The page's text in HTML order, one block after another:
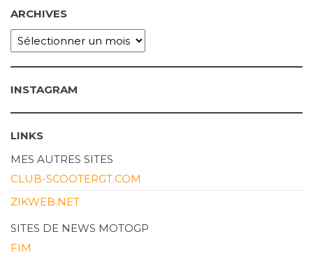
ARCHIVES
ARCHIVES
INSTAGRAM
LINKS
MES AUTRES SITES
CLUB-SCOOTERGT.COM
ZIKWEB.NET
SITES DE NEWS MOTOGP
FIM